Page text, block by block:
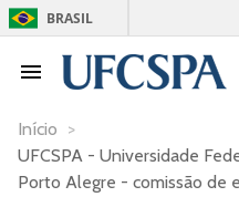
BRASIL
Início >
UFCSPA - Universidade
Porto Alegre - comissão de